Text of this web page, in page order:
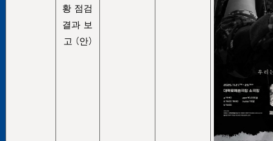
황 점검
결과 보
고 (안)